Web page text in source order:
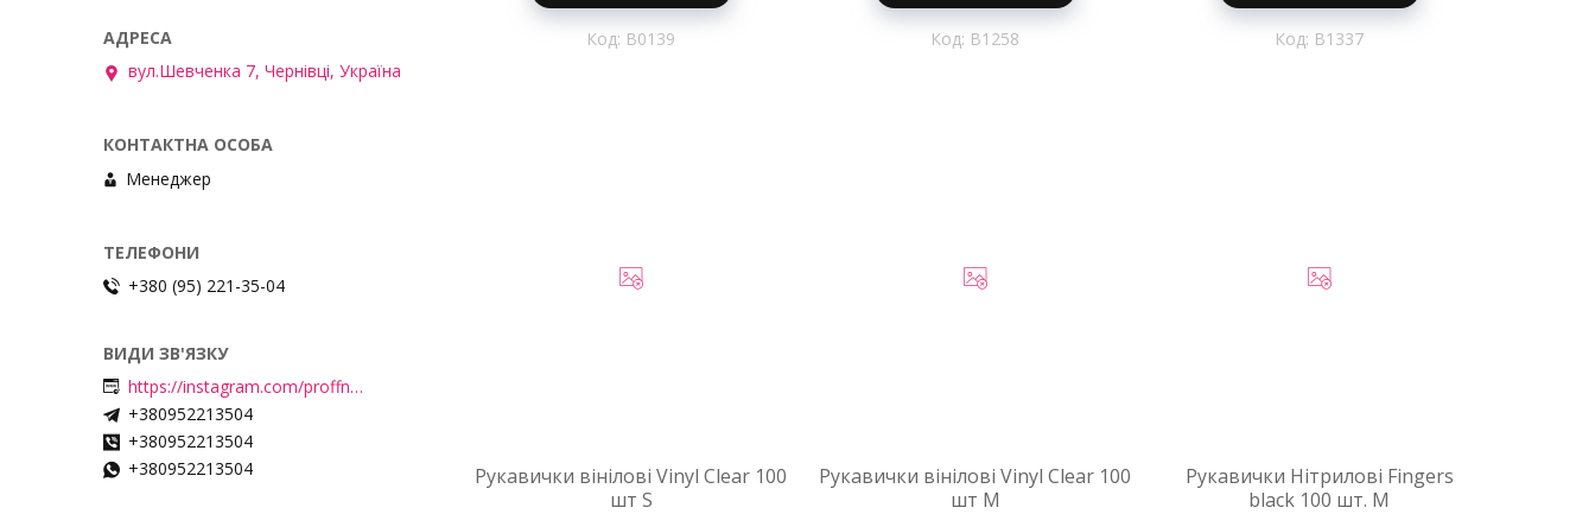
B0139 B1258 B1337
Рукавички вінілові Vinyl Clear 100
шт S
Рукавички вінілові Vinyl Clear 100
шт M
Рукавички Нітрилові Fingers
black 100 шт. M
вул.Шевченка 7, Чернівці, Україна
Менеджер
+380 (95) 221-35-04
https://instagram.com/proffnails_shop/
+380952213504
+380952213504
+380952213504